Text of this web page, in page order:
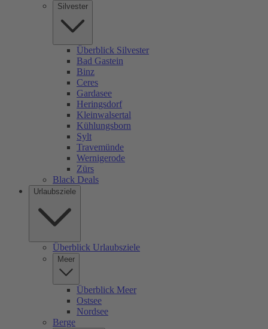
Silvester
Überblick Silvester
Bad Gastein
Binz
Ceres
Gardasee
Heringsdorf
Kleinwalsertal
Kühlungsborn
Sylt
Travemünde
Wernigerode
Zürs
Black Deals
Urlaubsziele
Überblick Urlaubsziele
Meer
Überblick Meer
Ostsee
Nordsee
Berge